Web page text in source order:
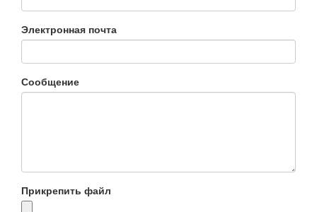
Электронная почта
Сообщение
Прикрепить файл